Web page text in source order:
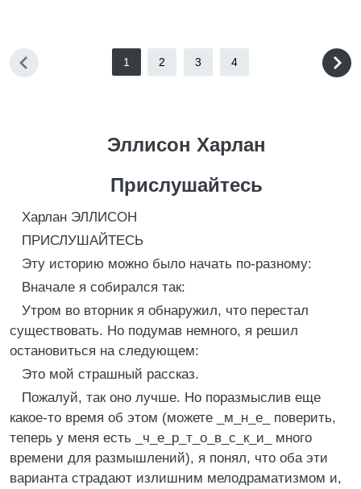
1 2 3 4
Эллисон Харлан
Прислушайтесь
Харлан ЭЛЛИСОН
ПРИСЛУШАЙТЕСЬ
Эту историю можно было начать по-разному:
Вначале я собирался так:
Утром во вторник я обнаружил, что перестал
существовать. Но подумав немного, я решил
остановиться на следующем:
Это мой страшный рассказ.
Пожалуй, так оно лучше. Но поразмыслив еще
какое-то время об этом (можете _м_н_е_ поверить,
теперь у меня есть _ч_е_р_т_о_в_с_к_и_ много
времени для размышлений), я понял, что оба эти
варианта страдают излишним мелодраматизмом и,